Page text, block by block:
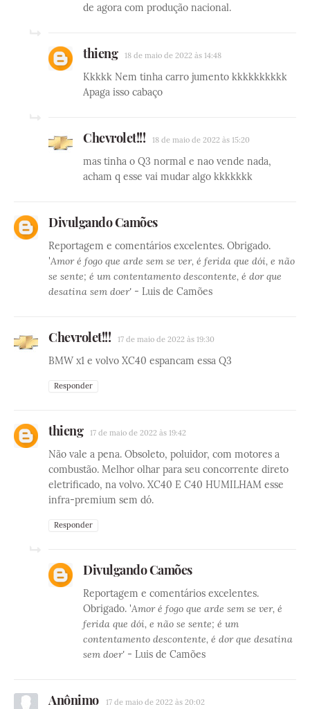
de agora com produção nacional.
thieng 18 de maio de 2022 às 14:48
Kkkkk Nem tinha carro jumento kkkkkkkkkk
Apaga isso cabaço
Chevrolet!!! 18 de maio de 2022 às 15:20
mas tinha o Q3 normal e nao vende nada,
acham q esse vai mudar algo kkkkkkk
Divulgando Camões
Reportagem e comentários excelentes. Obrigado.
'Amor é fogo que arde sem se ver, é ferida que dói, e não
se sente; é um contentamento descontente, é dor que
desatina sem doer' - Luis de Camões
Chevrolet!!! 17 de maio de 2022 às 19:30
BMW x1 e volvo XC40 espancam essa Q3
Responder
thieng 17 de maio de 2022 às 19:42
Não vale a pena. Obsoleto, poluidor, com motores a
combustão. Melhor olhar para seu concorrente direto
eletrificado, na volvo. XC40 E C40 HUMILHAM esse
infra-premium sem dó.
Responder
Divulgando Camões
Reportagem e comentários excelentes.
Obrigado. 'Amor é fogo que arde sem se ver, é
ferida que dói, e não se sente; é um
contentamento descontente, é dor que desatina
sem doer' - Luis de Camões
Anônimo 17 de maio de 2022 às 20:02